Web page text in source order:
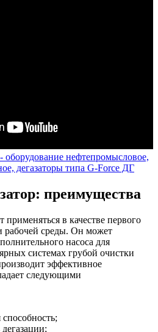
оборудование нефтепромысловое,
дегазаторы типа G-Force ДГ
преимущества
применяться в качестве первого
рабочей среды. Он может
насоса для
системах грубой очистки
эффективное
следующими